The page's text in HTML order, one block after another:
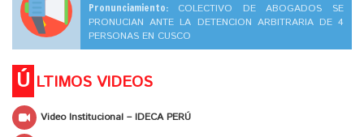
Pronunciamiento: COLECTIVO DE ABOGADOS SE
PRONUCIAN ANTE LA DETENCION ARBITRARIA DE 4
PERSONAS EN CUSCO
Ú LTIMOS VIDEOS
Video Institucional – IDECA PERÚ